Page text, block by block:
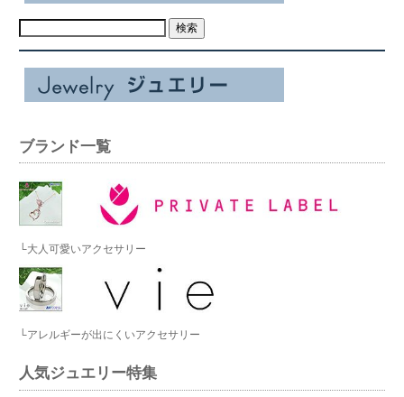
ブランド一覧
└大人可愛いアクセサリー
└アレルギーが出にくいアクセサリー
人気ジュエリー特集